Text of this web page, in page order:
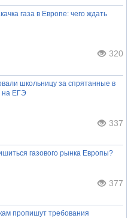
газа в Европе: чего ждать
320
школьницу за спрятанные в
на ЕГЭ
337
газового рынка Европы?
377
пропишут требования